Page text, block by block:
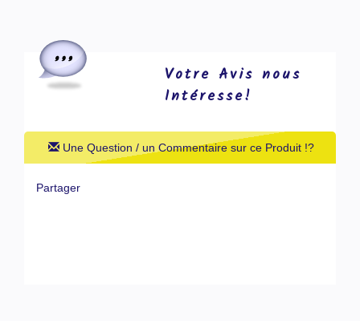
Votre Avis nous
Intéresse!
Une Question / un Commentaire sur ce Produit !?
Partager